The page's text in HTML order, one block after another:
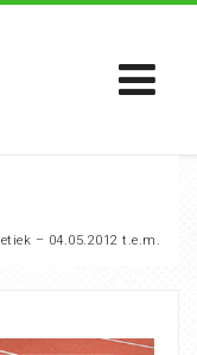
– 04.05.2012 t.e.m.